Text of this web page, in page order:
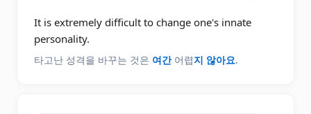
It is extremely difficult to change one's innate
personality.
타고난 성격을 바꾸는 것은 여간어렵지 않아요.